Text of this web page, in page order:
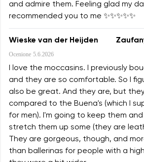
and admire them. Feeling glad my
recommended you to me ✨✨✨✨✨
Wieske van der Heijden
Ocenione 5.6.2026
I love the moccasins. I previously
and they are so comfortable. So I
also be great. And they are, but
compared to the Buena's (which I
for men). I'm going to keep them
stretch them up some (they are
They are gorgeous, though, and
than ballerinas for people with a